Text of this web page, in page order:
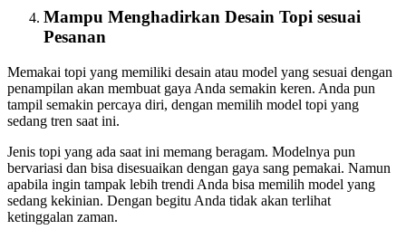
Mampu Menghadirkan Desain Topi sesuai
Pesanan
Memakai topi yang memiliki desain atau model yang sesuai dengan
penampilan akan membuat gaya Anda semakin keren. Anda pun
tampil semakin percaya diri, dengan memilih model topi yang
sedang tren saat ini.
Jenis topi yang ada saat ini memang beragam. Modelnya pun
bervariasi dan bisa disesuaikan dengan gaya sang pemakai. Namun
apabila ingin tampak lebih trendi Anda bisa memilih model yang
sedang kekinian. Dengan begitu Anda tidak akan terlihat
ketinggalan zaman.